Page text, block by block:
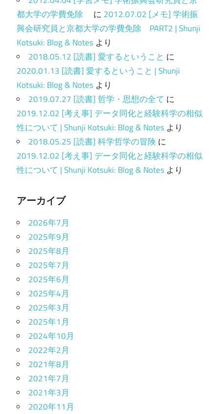
都大学の学費免除
に 2012.07.02 [メモ] 学術振
興会研究員と京都大学の学費免除 PART2 | Shunji
Kotsuki: Blog & Notes より
2018.05.12 [読書] 愛するということ に
2020.01.13 [読書] 愛するということ | Shunji
Kotsuki: Blog & Notes より
2019.07.27 [読書] 哲学・思想の全て に
2019.12.02 [考え事] データ同化と経験科学の相似
性について | Shunji Kotsuki: Blog & Notes より
2018.05.25 [読書] 科学哲学の冒険 に
2019.12.02 [考え事] データ同化と経験科学の相似
性について | Shunji Kotsuki: Blog & Notes より
アーカイブ
2026年7月
2025年9月
2025年8月
2025年7月
2025年6月
2025年4月
2025年3月
2025年1月
2024年10月
2022年2月
2021年8月
2021年7月
2021年3月
2020年11月